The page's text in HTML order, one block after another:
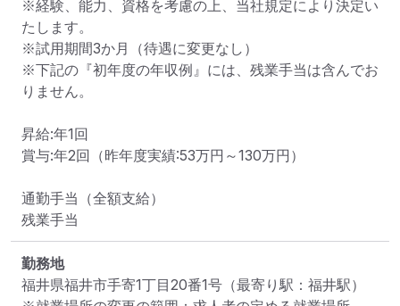
※経験、能力、資格を考慮の上、当社規定により決定い
たします。
※試用期間3か月（待遇に変更なし）
※下記の『初年度の年収例』には、残業手当は含んでお
りません。
昇給:年1回
賞与:年2回（昨年度実績:53万円～130万円）
通勤手当（全額支給）
残業手当
勤務地
福井県福井市手寄1丁目20番1号 （最寄り駅：福井駅）